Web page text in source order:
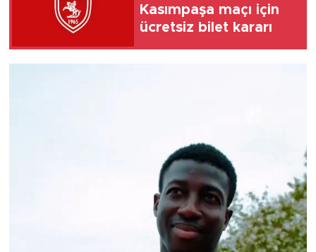
Kasımpaşa maçı için
ücretsiz bilet kararı